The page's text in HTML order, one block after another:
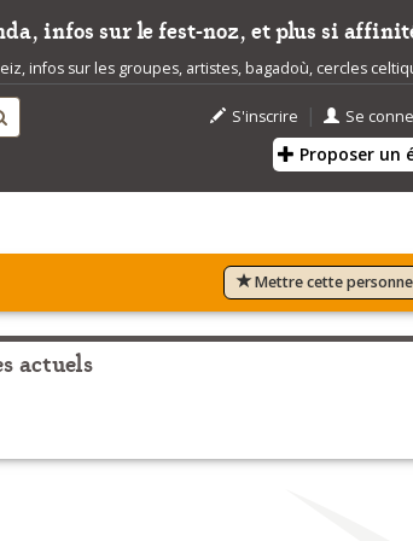
infos sur le fest-noz, et plus si
infos sur les groupes, artistes, bagadoù, cercles
S'inscrire | Se
Proposer un
Mettre cette
actuels